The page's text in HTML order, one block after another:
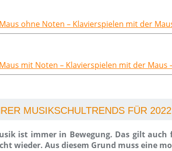
ohne Noten – Klavierspielen mit der
mit Noten – Klavierspielen mit der Maus
MUSIKSCHULTRENDS FÜR
ist immer in Bewegung. Das gilt
wieder. Aus diesem Grund muss eine